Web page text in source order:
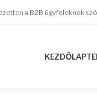
a B2B ügyfeleknek
KEZDŐLAP